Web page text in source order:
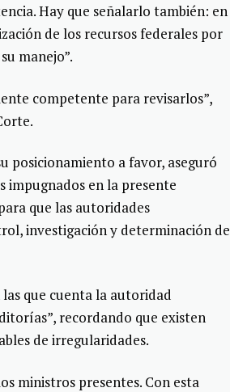
Hay que señalarlo también: en
de los recursos federales por
manejo”.
competente para revisarlos”,
posicionamiento a favor, aseguró
impugnados en la presente
que las autoridades
investigación y determinación de
que cuenta la autoridad
recordando que existen
de irregularidades.
ministros presentes. Con esta